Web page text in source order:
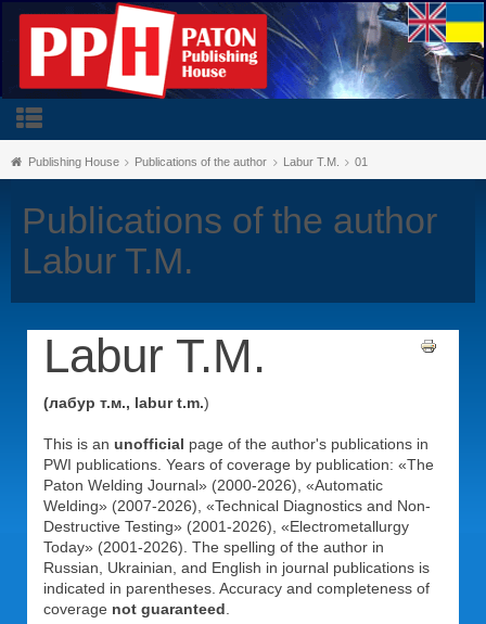
Publishing House Publications of the author Labur T.M. 01
Publications of the author
Labur T.M.
Labur T.M.
(лабур т.м., labur t.m.)
This is an unofficial page of the author's publications in
PWI publications. Years of coverage by publication: «The
Paton Welding Journal» (2000-2026), «Automatic
Welding» (2007-2026), «Technical Diagnostics and Non-
Destructive Testing» (2001-2026), «Electrometallurgy
Today» (2001-2026). The spelling of the author in
Russian, Ukrainian, and English in journal publications is
indicated in parentheses. Accuracy and completeness of
coverage not guaranteed